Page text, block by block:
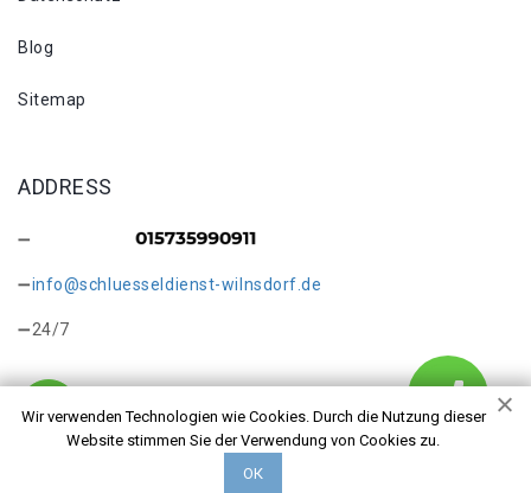
Wir verwenden Technologien wie Cookies. Durch die Nutzung dieser
Website stimmen Sie der Verwendung von Cookies zu.
ОК
Blog
Sitemap
ADDRESS
info@schluesseldienst-wilnsdorf.de
24/7
Copyright © 2026 Schlosswechsel Wilnsdorf. Alle Rechte